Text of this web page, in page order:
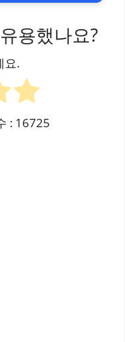
용했나요?
요.
: 16725